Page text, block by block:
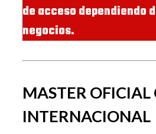
de acceso dependiendo
negocios.
MASTER
INTERNACIONAL